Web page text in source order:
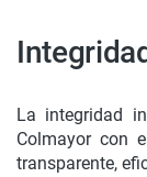
La integridad
Colmayor con
transparente,